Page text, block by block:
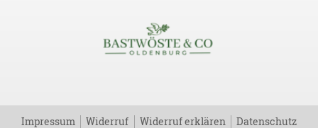
Impressum Widerruf Widerruf erklären Datenschutz